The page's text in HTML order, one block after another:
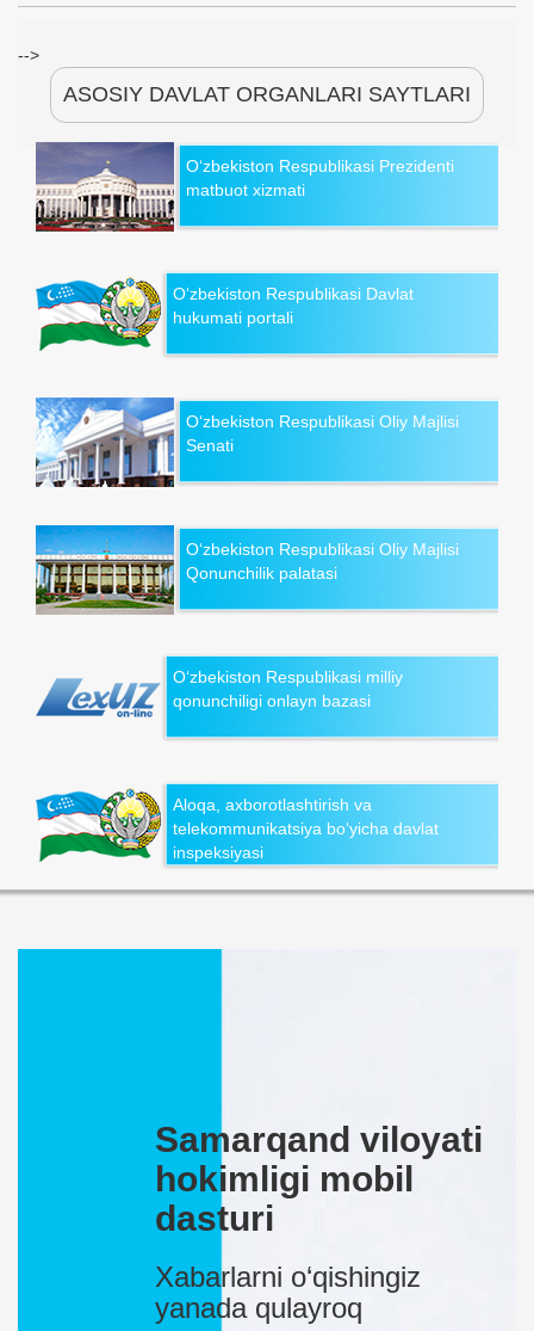
-->
ASOSIY DAVLAT ORGANLARI SAYTLARI
O‘zbekiston Respublikasi Prezidenti
matbuot xizmati
O‘zbekiston Respublikasi Davlat
hukumati portali
O‘zbekiston Respublikasi Oliy Majlisi
Senati
O‘zbekiston Respublikasi Oliy Majlisi
Qonunchilik palatasi
O‘zbekiston Respublikasi milliy
qonunchiligi onlayn bazasi
Aloqa, axborotlashtirish va
telekommunikatsiya bo‘yicha davlat
inspeksiyasi
Samarqand viloyati
hokimligi mobil
dasturi
Xabarlarni o‘qishingiz
yanada qulayroq